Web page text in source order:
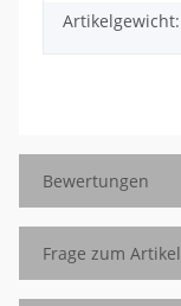
Artikelgewicht:
Bewertungen
Frage zum Artikel